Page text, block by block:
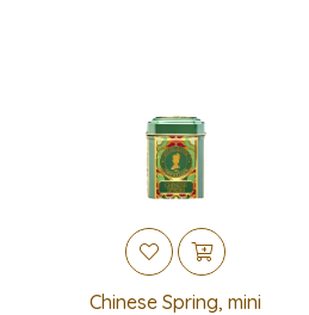
Chinese Spring, mini